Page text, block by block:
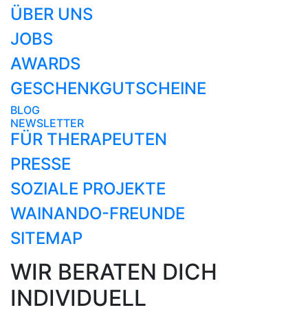
ÜBER UNS
JOBS
AWARDS
GESCHENKGUTSCHEINE
BLOG
NEWSLETTER
FÜR THERAPEUTEN
PRESSE
SOZIALE PROJEKTE
WAINANDO-FREUNDE
SITEMAP
WIR BERATEN DICH
INDIVIDUELL